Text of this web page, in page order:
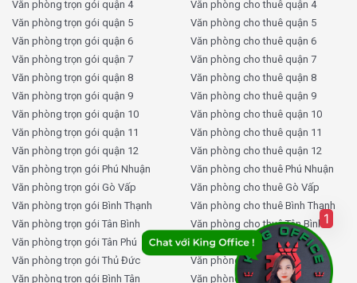
Văn phòng trọn gói quận 4
Văn phòng trọn gói quận 5
Văn phòng trọn gói quận 6
Văn phòng trọn gói quận 7
Văn phòng trọn gói quận 8
Văn phòng trọn gói quận 9
Văn phòng trọn gói quận 10
Văn phòng trọn gói quận 11
Văn phòng trọn gói quận 12
Văn phòng trọn gói Phú Nhuận
Văn phòng trọn gói Gò Vấp
Văn phòng trọn gói Bình Thạnh
Văn phòng trọn gói Tân Bình
Văn phòng trọn gói Tân Phú
Văn phòng trọn gói Thủ Đức
Văn phòng trọn gói Bình Tân
Văn phòng cho thuê quận 4
Văn phòng cho thuê quận 5
Văn phòng cho thuê quận 6
Văn phòng cho thuê quận 7
Văn phòng cho thuê quận 8
Văn phòng cho thuê quận 9
Văn phòng cho thuê quận 10
Văn phòng cho thuê quận 11
Văn phòng cho thuê quận 12
Văn phòng cho thuê Phú Nhuận
Văn phòng cho thuê Gò Vấp
Văn phòng cho thuê Bình Thạnh
Văn phòng cho thuê Tân Bình
Văn phòng cho thuê Tân Phú
Văn phòng cho thuê Thủ Đức
Văn phòng cho thuê Bình Tân
1